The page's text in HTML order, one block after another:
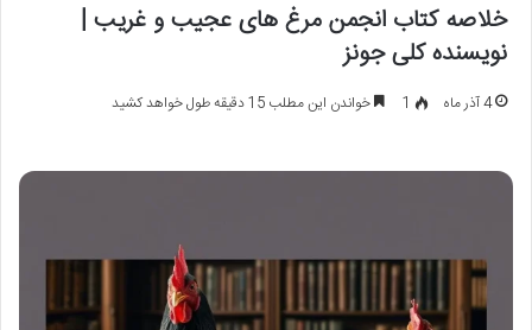
خلاصه کتاب انجمن مرغ های عجیب و غریب |
نویسنده کلی جونز
4 آذر ماه 1 خواندن این مطلب 15 دقیقه طول خواهد کشید